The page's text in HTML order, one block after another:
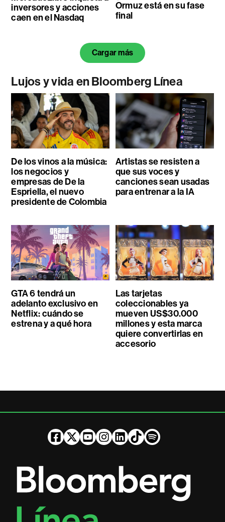
inversores y acciones
caen en el Nasdaq
Ormuz está en su fase
final
Cargar más
Lujos y vida en Bloomberg Línea
De los vinos a la música:
los negocios y
empresas de De la
Espriella, el nuevo
presidente de Colombia
Artistas se resisten a
que sus voces y
canciones sean usadas
para entrenar a la IA
GTA 6 tendrá un
adelanto exclusivo en
Netflix: cuándo se
estrena y a qué hora
Las tarjetas
coleccionables ya
mueven US$30.000
millones y esta marca
quiere convertirlas en
accesorio